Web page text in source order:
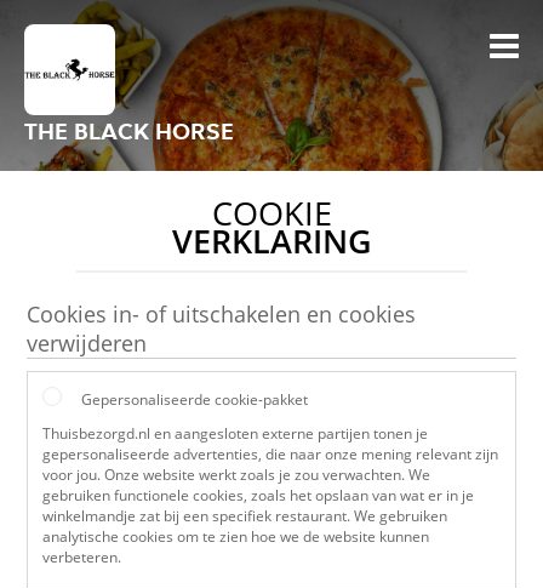
THE BLACK HORSE
COOKIE
VERKLARING
Cookies in- of uitschakelen en cookies
verwijderen
Gepersonaliseerde cookie-pakket
Thuisbezorgd.nl en aangesloten externe partijen tonen je
gepersonaliseerde advertenties, die naar onze mening relevant zijn
voor jou. Onze website werkt zoals je zou verwachten. We
gebruiken functionele cookies, zoals het opslaan van wat er in je
winkelmandje zat bij een specifiek restaurant. We gebruiken
analytische cookies om te zien hoe we de website kunnen
verbeteren.